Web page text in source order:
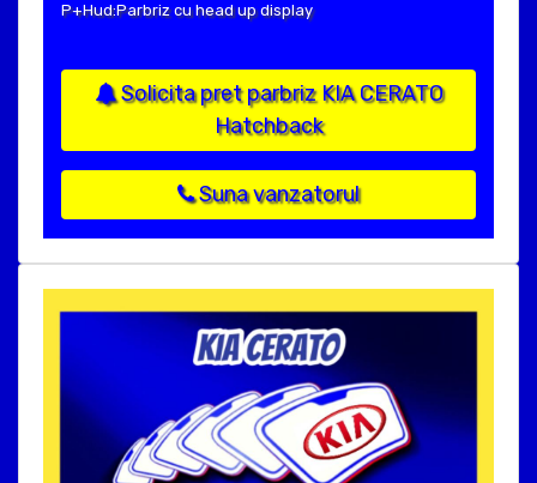
P+Hud:Parbriz cu head up display
Solicita pret parbriz KIA CERATO
Hatchback
Suna vanzatorul